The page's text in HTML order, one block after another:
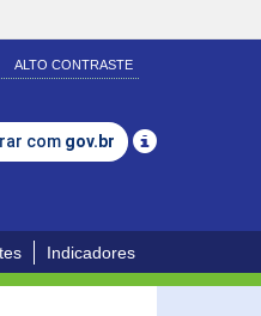
ALTO CONTRASTE
com gov.br
Indicadores